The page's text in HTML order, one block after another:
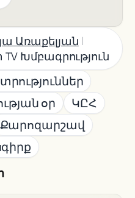
Առաքելյան |
Խմբագրություն
օր
ԿԸՀ
Քարոզարշավ